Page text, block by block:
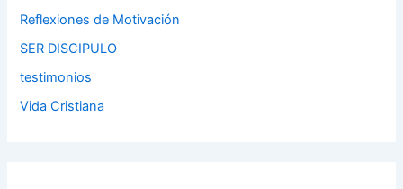
Reflexiones de Motivación
SER DISCIPULO
testimonios
Vida Cristiana